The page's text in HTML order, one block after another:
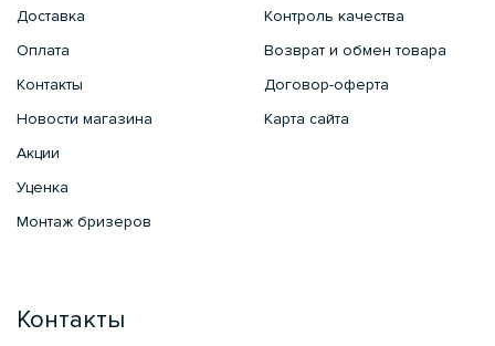
Доставка
Оплата
Контакты
Новости магазина
Акции
Уценка
Монтаж бризеров
Контроль качества
Возврат и обмен товара
Договор-оферта
Карта сайта
Контакты